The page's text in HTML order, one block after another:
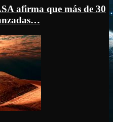
afirma que más de 30